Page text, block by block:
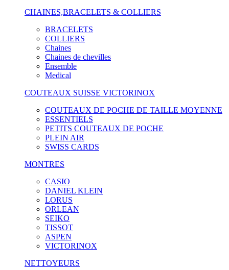
CHAINES,BRACELETS & COLLIERS
BRACELETS
COLLIERS
Chaines
Chaines de chevilles
Ensemble
Medical
COUTEAUX SUISSE VICTORINOX
COUTEAUX DE POCHE DE TAILLE MOYENNE
ESSENTIELS
PETITS COUTEAUX DE POCHE
PLEIN AIR
SWISS CARDS
MONTRES
CASIO
DANIEL KLEIN
LORUS
ORLEAN
SEIKO
TISSOT
ASPEN
VICTORINOX
NETTOYEURS